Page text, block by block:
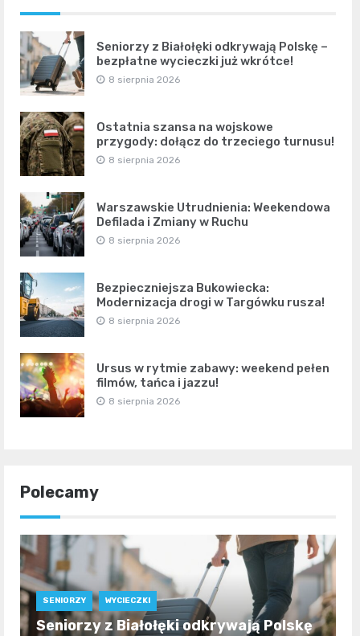
Seniorzy z Białołęki odkrywają Polskę –
bezpłatne wycieczki już wkrótce!
8 sierpnia 2026
Ostatnia szansa na wojskowe
przygody: dołącz do trzeciego turnusu!
8 sierpnia 2026
Warszawskie Utrudnienia: Weekendowa
Defilada i Zmiany w Ruchu
8 sierpnia 2026
Bezpieczniejsza Bukowiecka:
Modernizacja drogi w Targówku rusza!
8 sierpnia 2026
Ursus w rytmie zabawy: weekend pełen
filmów, tańca i jazzu!
8 sierpnia 2026
Polecamy
SENIORZY WYCIECZKI
Seniorzy z Białołęki odkrywają Polskę